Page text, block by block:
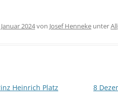
2024von Josef Henneke unter
Heinrich Platz 8